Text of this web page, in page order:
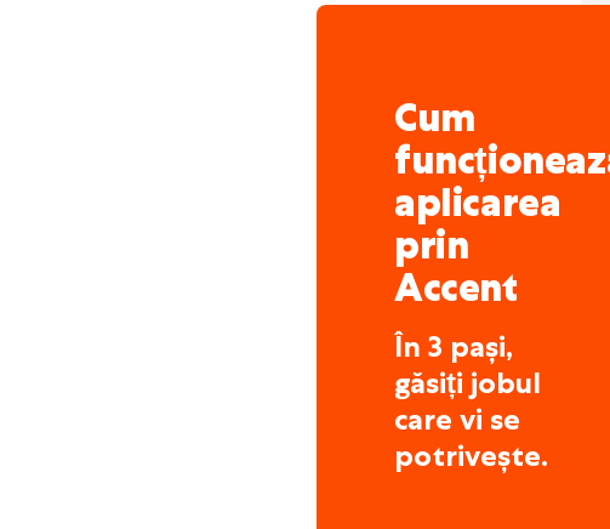
Formări și cursuri de
Aplicare? Prima dată vei avea
șansa să vezi la fața locului
întâlni imediat colegii posibili.
construiește alături de noi ziua
Cum
aplicarea
prin
Accent
În 3 pași,
găsiți jobul
care vi se
potrivește.